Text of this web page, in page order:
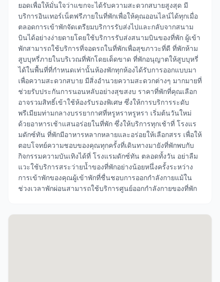
ยอดเพื่อให้มั่นใจว่าแขกจะได้รับความสะดวกสบายสูงสุด มี
บริการอินเทอร์เน็ตฟรีภายในที่พักเพื่อให้คุณออนไลน์ได้ทุกเมื่อ
ตลอดการเข้าพักจัดเตรียมบริการรับส่งไปและกลับจากสนาม
บินได้อย่างง่ายดายโดยใช้บริการรับส่งสนามบินของที่พัก ผู้เข้า
พักสามารถใช้บริการที่จอดรถในที่พักเพื่อสุขภาวะที่ดี ที่พักห้าม
สูบบุหรี่ภายในบริเวณที่พักโดยเด็ดขาด ที่พักอนุญาตให้สูบบุหรี่
ได้ในพื้นที่ที่กำหนดเท่านั้นห้องพักทุกห้องได้รับการออกแบบมา
เพื่อความสะดวกสบาย มีสิ่งอำนวยความสะดวกต่างๆ มากมายที่
ช่วยรับประกันการนอนหลับอย่างสุขสงบ ราคาที่พักที่คุณเลือก
อาจรวมสิทธิ์เข้าใช้ห้องรับรองพิเศษ ซึ่งให้การบริการระดับ
พรีเมียมท่ามกลางบรรยากาศที่หรูหราหรูหรา เริ่มต้นวันใหม่
ด้วยอาหารเช้าแสนอร่อยในที่พัก ซึ่งให้บริการทุกเช้าที่ โรงแร
มดักซ์ทัน ที่พักมีอาหารหลากหลายและอร่อยให้เลือกสรร เพื่อให้
ตอบโจทย์ความชอบของคุณทุกครั้งที่เดินทางมายังที่พักพบกับ
กิจกรรมความบันเทิงได้ที่ โรงแรมดักซ์ทัน ตลอดทั้งวัน อย่าลืม
แวะใช้บริการสระว่ายน้ำของที่พักอย่างน้อยหนึ่งครั้งระหว่าง
การเข้าพักของคุณผู้เข้าพักที่ชื่นชอบการออกกำลังกายแม้ใน
ช่วงเวลาพักผ่อนสามารถใช้บริการศูนย์ออกกำลังกายของที่พัก